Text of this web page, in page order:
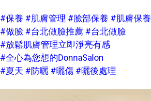
#保養 #肌膚管理 #臉部保養 #肌膚保養
#做臉 #台北做臉推薦 #台北做臉
#放鬆肌膚管理立即淨亮有感
#全心為您想的DonnaSalon
#夏天 #防曬 #曬傷 #曬後處理